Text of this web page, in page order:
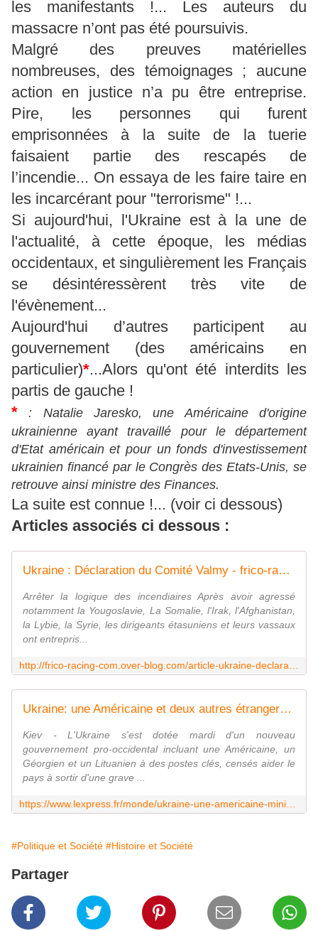
les manifestants !... Les auteurs du
massacre n’ont pas été poursuivis.
Malgré des preuves matérielles
nombreuses, des témoignages ; aucune
action en justice n’a pu être entreprise.
Pire, les personnes qui furent
emprisonnées à la suite de la tuerie
faisaient partie des rescapés de
l’incendie... On essaya de les faire taire en
les incarcérant pour "terrorisme" !...
Si aujourd'hui, l'Ukraine est à la une de
l'actualité, à cette époque, les médias
occidentaux, et singulièrement les Français
se désintéressèrent très vite de
l'évènement...
Aujourd'hui d’autres participent au
gouvernement (des américains en
particulier)*...Alors qu'ont été interdits les
partis de gauche !
* : Natalie Jaresko, une Américaine d'origine
ukrainienne ayant travaillé pour le département
d'Etat américain et pour un fonds d'investissement
ukrainien financé par le Congrès des Etats-Unis, se
retrouve ainsi ministre des Finances.
La suite est connue !... (voir ci dessous)
Articles associés ci dessous :
Ukraine : Déclaration du Comité Valmy - frico-racing-passion moto
Arrêter la logique des incendiaires Après avoir agressé
notamment la Yougoslavie, La Somalie, l'Irak, l'Afghanistan,
la Lybie, la Syrie, les dirigeants étasuniens et leurs vassaux
ont entrepris...
Ukraine: une Américaine et deux autres étrangers entrent au nouveau gouvernement
Kiev - L'Ukraine s'est dotée mardi d'un nouveau
gouvernement pro-occidental incluant une Américaine, un
Géorgien et un Lituanien à des postes clés, censés aider le
pays à sortir d'une grave ...
#Politique et Société #Histoire et Société
Partager